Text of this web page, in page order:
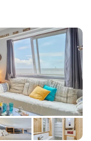
se compose de la
- Une cuisine
four, four à